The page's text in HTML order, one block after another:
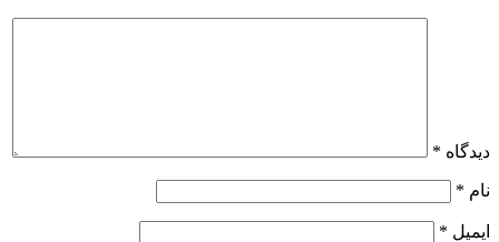
دیدگاه *
نام *
ایمیل *